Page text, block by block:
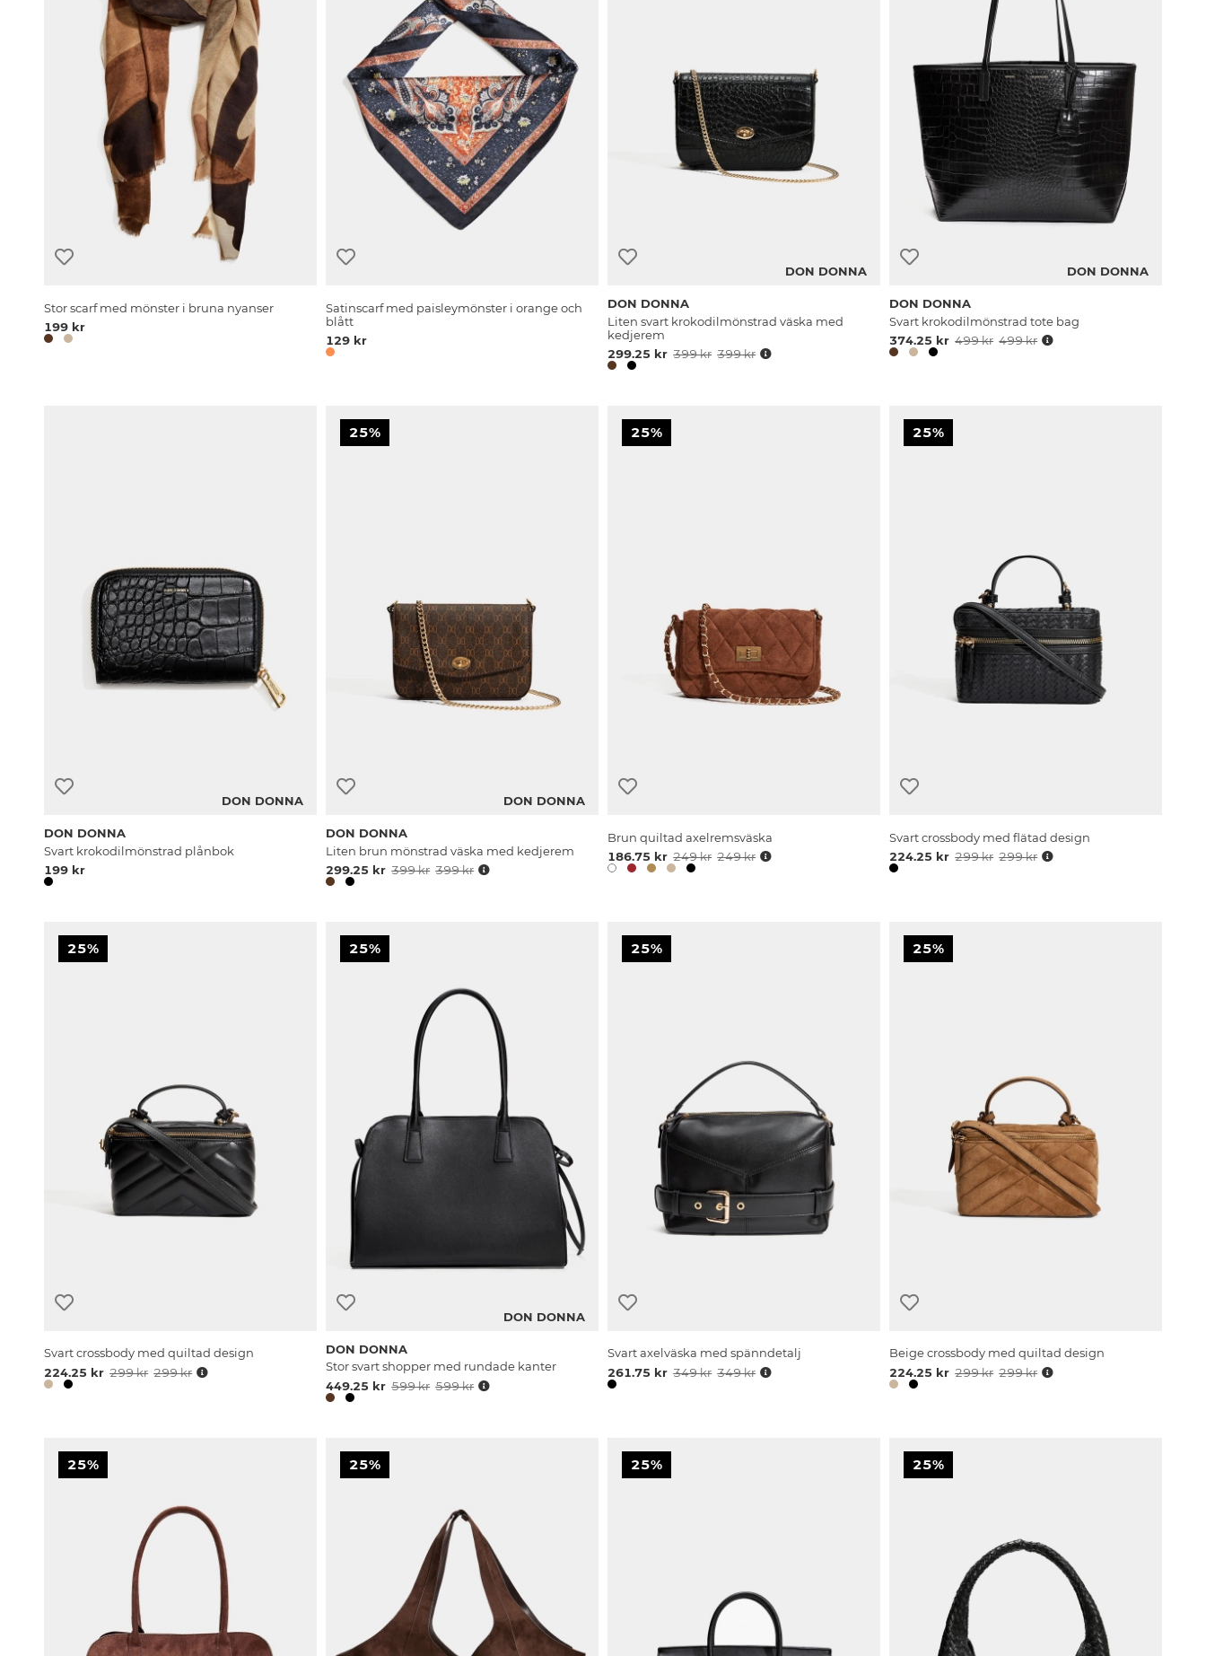
Stor scarf med mönster i bruna nyanser
199 kr
Satinscarf med paisleymönster i orange och
blått
129 kr
DON DONNA
DON DONNA
Liten svart krokodilmönstrad väska med
kedjerem
299.25 kr 399 kr 399 kr
DON DONNA
DON DONNA
Svart krokodilmönstrad tote bag
374.25 kr 499 kr 499 kr
DON DONNA
DON DONNA
Svart krokodilmönstrad plånbok
199 kr
25%
DON DONNA
DON DONNA
Liten brun mönstrad väska med kedjerem
299.25 kr 399 kr 399 kr
25%
Brun quiltad axelremsväska
186.75 kr 249 kr 249 kr
25%
Svart crossbody med flätad design
224.25 kr 299 kr 299 kr
25%
Svart crossbody med quiltad design
224.25 kr 299 kr 299 kr
25%
DON DONNA
DON DONNA
Stor svart shopper med rundade kanter
449.25 kr 599 kr 599 kr
25%
Svart axelväska med spänndetalj
261.75 kr 349 kr 349 kr
25%
Beige crossbody med quiltad design
224.25 kr 299 kr 299 kr
25% 25% 25% 25%